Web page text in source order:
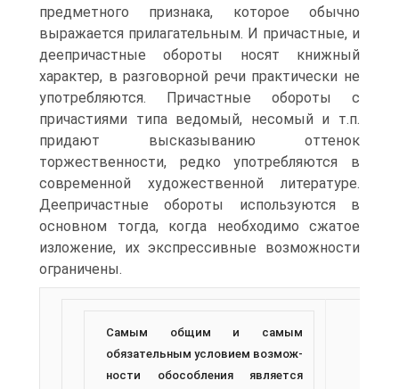
предметного признака, которое обычно
выражается прилагательным. И причастные, и
деепричастные обороты носят книжный
характер, в разговорной речи практически не
употребляются. Причастные обороты с
причастиями типа ведомый, несомый и т.п.
придают высказыванию оттенок
торжественности, редко употребляются в
современной художественной литературе.
Деепричастные обороты используются в
основном тогда, когда необходимо сжатое
изложение, их экспрессивные возможности
ограничены.
Самым общим и самым
обязательным условием возмож­
ности обособления является